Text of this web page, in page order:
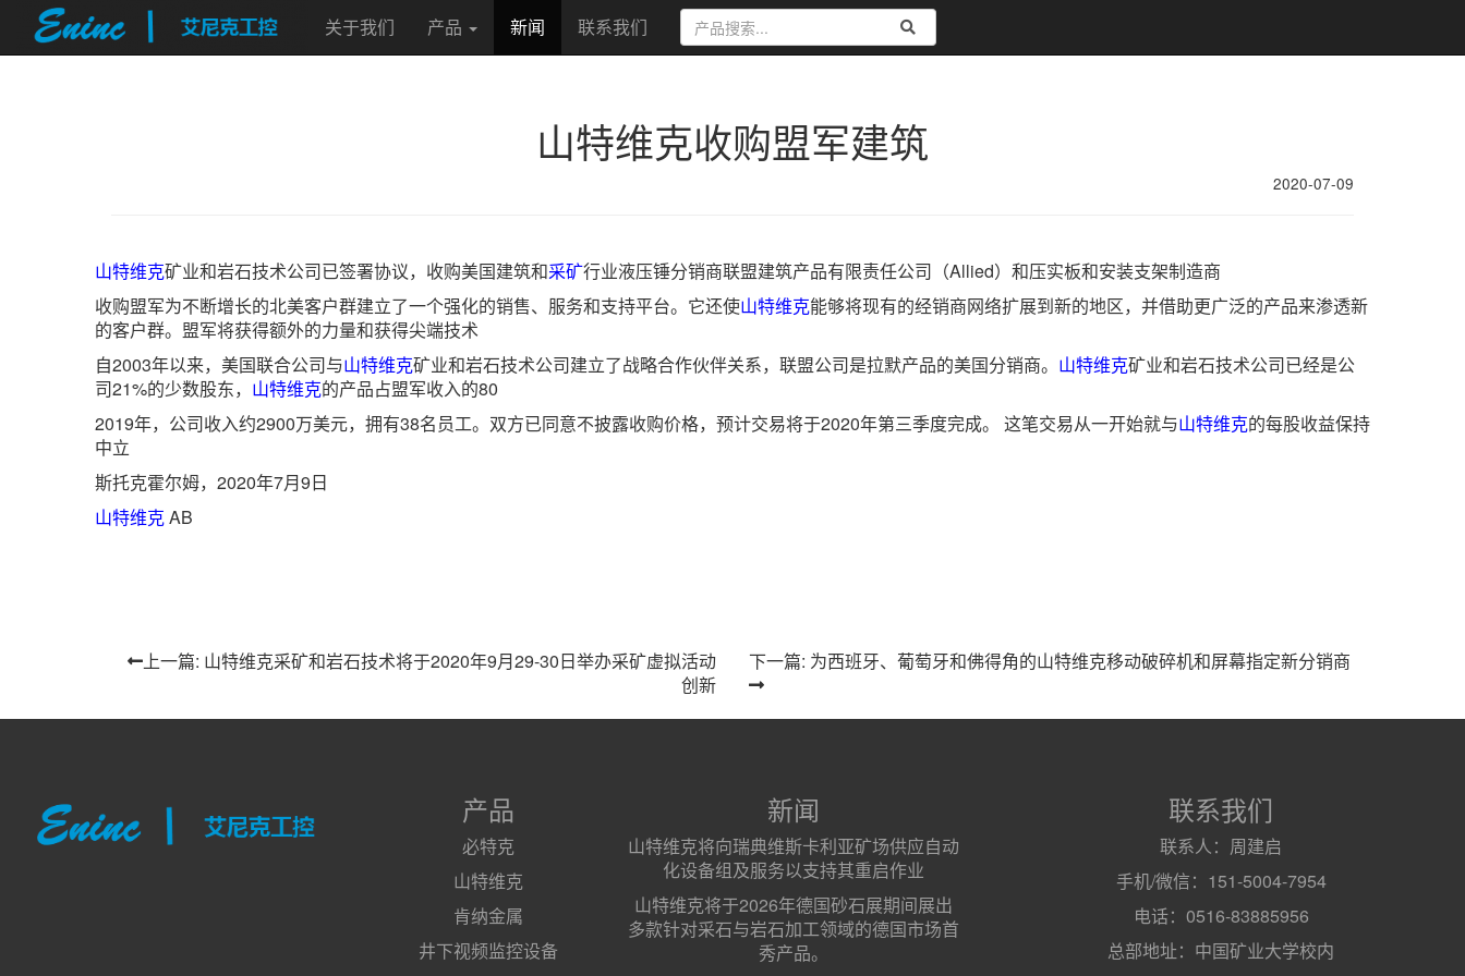
关于我们 产品 新闻 联系我们
山特维克收购盟军建筑
2020-07-09
山特维克矿业和岩石技术公司已签署协议，收购美国建筑和采矿行业液压锤分销商联盟建筑产品有限责任公司（Allied）和压实板和安装支架制造商
收购盟军为不断增长的北美客户群建立了一个强化的销售、服务和支持平台。它还使山特维克能够将现有的经销商网络扩展到新的地区，并借助更广泛的产品来渗透新
的客户群。盟军将获得额外的力量和获得尖端技术
自2003年以来，美国联合公司与山特维克矿业和岩石技术公司建立了战略合作伙伴关系，联盟公司是拉默产品的美国分销商。 山特维克矿业和岩石技术公司已经是公
司21%的少数股东， 山特维克的产品占盟军收入的80
2019年，公司收入约2900万美元，拥有38名员工。双方已同意不披露收购价格，预计交易将于2020年第三季度完成。 这笔交易从一开始就与山特维克的每股收益保持
中立
斯托克霍尔姆，2020年7月9日
山特维克AB
上一篇: 山特维克采矿和岩石技术将于2020年9月29-30日举办采矿虚拟活动
创新
下一篇: 为西班牙、葡萄牙和佛得角的山特维克移动破碎机和屏幕指定新分销商
产品
必特克
山特维克
肯纳金属
井下视频监控设备
新闻
山特维克将向瑞典维斯卡利亚矿场供应自动
化设备组及服务以支持其重启作业
山特维克将于2026年德国砂石展期间展出
多款针对采石与岩石加工领域的德国市场首
秀产品。
联系我们
联系人：周建启
手机/微信：151-5004-7954
电话：0516-83885956
总部地址：中国矿业大学校内